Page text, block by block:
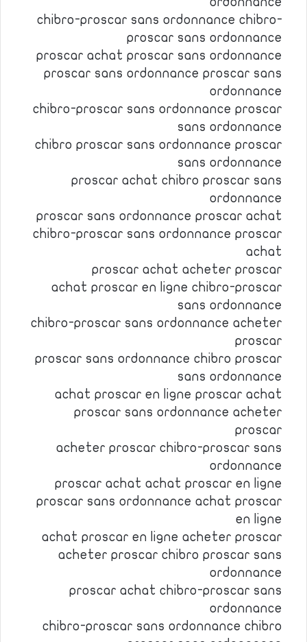
chibro-proscar sans ordonnance chibro-
proscar sans ordonnance
proscar achat proscar sans ordonnance
proscar sans ordonnance proscar sans
ordonnance
chibro-proscar sans ordonnance proscar
sans ordonnance
chibro proscar sans ordonnance proscar
sans ordonnance
proscar achat chibro proscar sans
ordonnance
proscar sans ordonnance proscar achat
chibro-proscar sans ordonnance proscar
achat
proscar achat acheter proscar
achat proscar en ligne chibro-proscar
sans ordonnance
chibro-proscar sans ordonnance acheter
proscar
proscar sans ordonnance chibro proscar
sans ordonnance
achat proscar en ligne proscar achat
proscar sans ordonnance acheter
proscar
acheter proscar chibro-proscar sans
ordonnance
proscar achat achat proscar en ligne
proscar sans ordonnance achat proscar
en ligne
achat proscar en ligne acheter proscar
acheter proscar chibro proscar sans
ordonnance
proscar achat chibro-proscar sans
ordonnance
chibro-proscar sans ordonnance chibro